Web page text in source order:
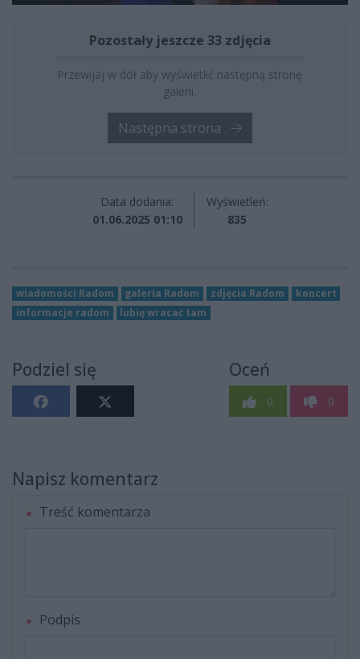
Pozostały jeszcze 33 zdjęcia
Przewijaj w dół aby wyświetlić następną stronę
galerii.
Następna strona
Data dodania:
01.06.2025 01:10
Wyświetleń:
835
wiadomości Radom galeria Radom zdjęcia Radom
koncert
informacje radom
lubię wracać tam
Podziel się Oceń
0 0
Napisz komentarz
Treść komentarza
Podpis